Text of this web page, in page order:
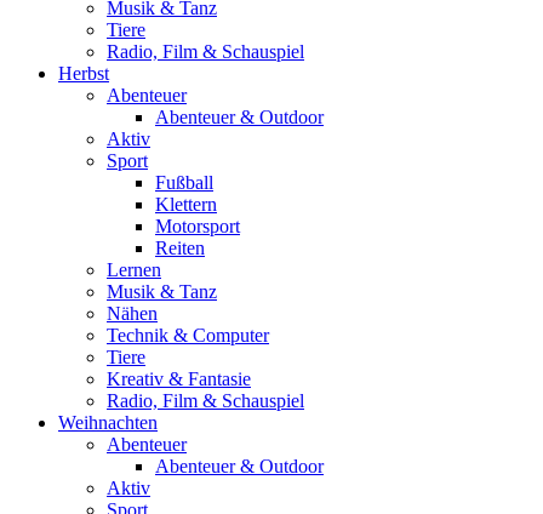
Musik & Tanz
Tiere
Radio, Film & Schauspiel
Herbst
Abenteuer
Abenteuer & Outdoor
Aktiv
Sport
Fußball
Klettern
Motorsport
Reiten
Lernen
Musik & Tanz
Nähen
Technik & Computer
Tiere
Kreativ & Fantasie
Radio, Film & Schauspiel
Weihnachten
Abenteuer
Abenteuer & Outdoor
Aktiv
Sport